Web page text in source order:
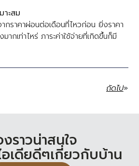
าะสม
กราคาผ่อนต่อเดือนที่ไหวก่อน ยิ่งราคา
ากเท่าไหร่ ภาระค่าใช้จ่ายที่เกิดขึ้นก็มี
ถัดไป
งราวน่าสนใจ
เดียดีๆเกี่ยวกับบ้าน